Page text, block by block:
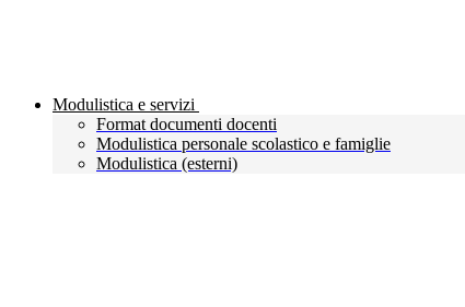
Modulistica e servizi
Format documenti docenti
Modulistica personale scolastico e famiglie
Modulistica (esterni)